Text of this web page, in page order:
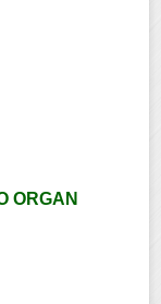
ORGAN